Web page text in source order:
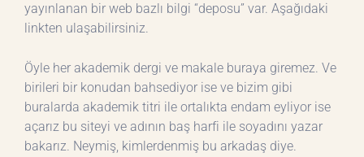
yayınlanan bir web bazlı bilgi “deposu” var. Aşağıdaki
linkten ulaşabilirsiniz.
Öyle her akademik dergi ve makale buraya giremez. Ve
birileri bir konudan bahsediyor ise ve bizim gibi
buralarda akademik titri ile ortalıkta endam eyliyor ise
açarız bu siteyi ve adının baş harfi ile soyadını yazar
bakarız. Neymiş, kimlerdenmiş bu arkadaş diye.